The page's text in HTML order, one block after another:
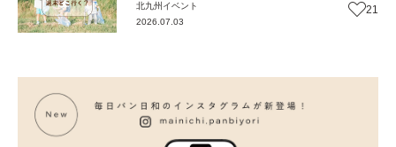
北九州 イベント
2026.07.03
21